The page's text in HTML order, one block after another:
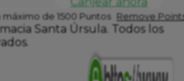
de 1500 Puntos Remove
Santa Úrsula. Todos los